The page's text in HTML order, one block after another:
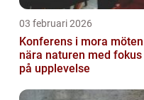
03 februari 2026
Konferens i mora möten
nära naturen med fokus
på upplevelse